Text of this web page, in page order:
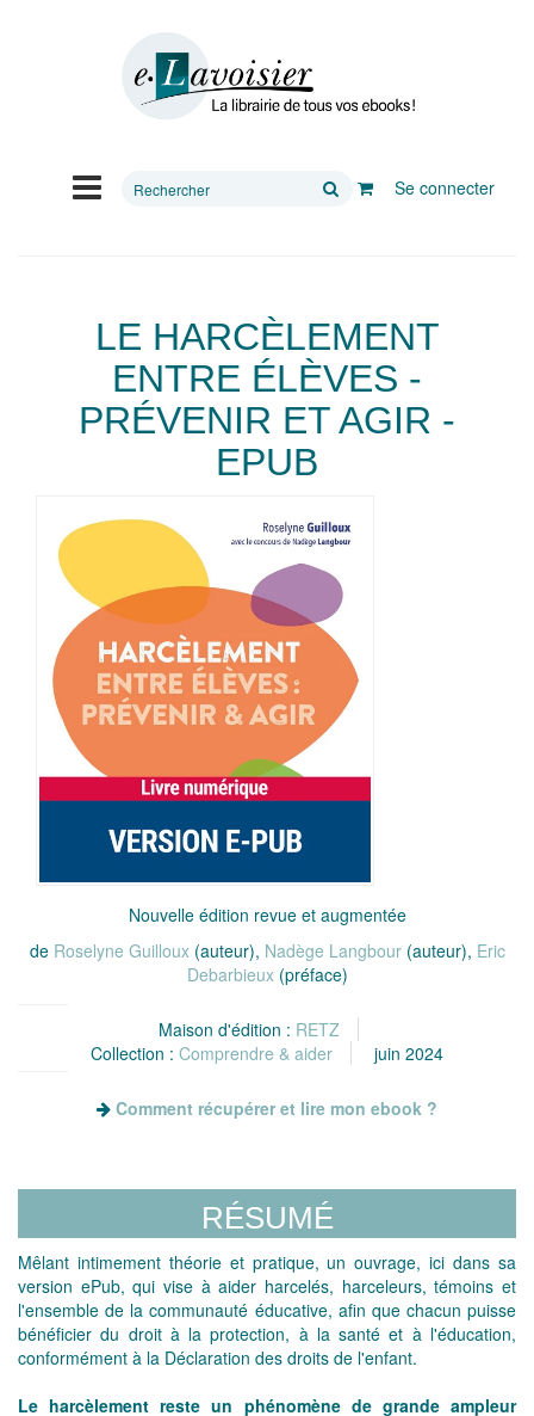
Rechercher
Se connecter
LE HARCÈLEMENT
ENTRE ÉLÈVES -
PRÉVENIR ET AGIR -
EPUB
Nouvelle édition revue et augmentée
de Roselyne Guilloux(auteur), Nadège Langbour(auteur), Eric
Debarbieux(préface)
Maison d'édition : RETZ
Collection : Comprendre & aider juin 2024
Comment récupérer et lire mon ebook ?
RÉSUMÉ
Mêlant intimement théorie et pratique, un ouvrage, ici dans sa
version ePub, qui vise à aider harcelés, harceleurs, témoins et
l'ensemble de la communauté éducative, afin que chacun puisse
bénéficier du droit à la protection, à la santé et à l'éducation,
conformément à la Déclaration des droits de l'enfant.
Le harcèlement reste un phénomène de grande ampleur